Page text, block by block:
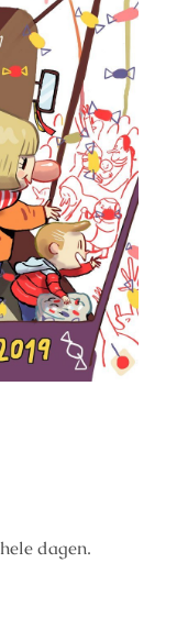
hele dagen.